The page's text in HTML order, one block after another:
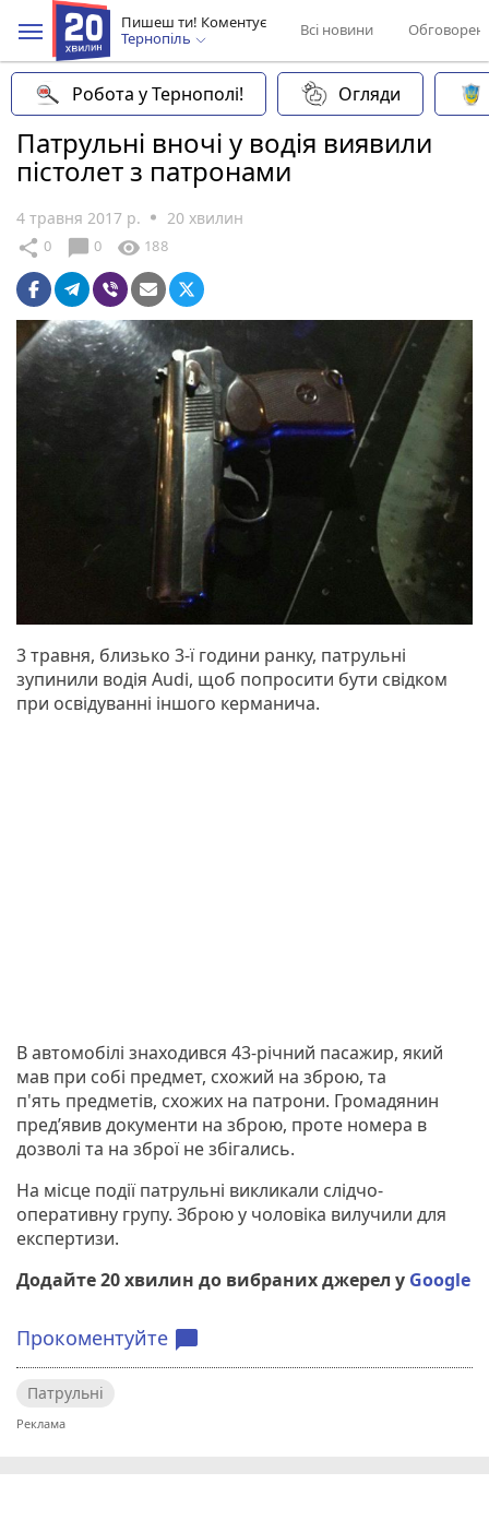
Пишеш ти! Коментує
Тернопіль
Всі новини
Робота у Тернополі! Огляди
Патрульні вночі у водія виявили
пістолет з патронами
4 травня 2017 р. 20 хвилин
share 0 chat_bubble 0 visibility 188
3 травня, близько 3-ї години ранку, патрульні
зупинили водія Audi, щоб попросити бути свідком
при освідуванні іншого керманича.
В автомобілі знаходився 43-річний пасажир, який
мав при собі предмет, схожий на зброю, та
п'ять предметів, схожих на патрони. Громадянин
пред’явив документи на зброю, проте номера в
дозволі та на зброї не збігались.
На місце події патрульні викликали слідчо-
оперативну групу. Зброю у чоловіка вилучили для
експертизи.
Додайте 20 хвилин до вибраних джерел у Google
Прокоментуйте chat_bubble
Патрульні